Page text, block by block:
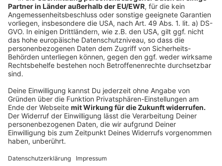
Gesundheit|Dass der Mond den Großteil der Sonne
verdeckt, passiert nicht alle Tage. Wer die
Sonnenfinsternis am 12. August anschauen will, braucht
dafür Spezialschutz. Ohne drohen Augenschäden.
Anzeige
----------------------------------------------
--- SOCIAL MEDIA ---------------------
-------------------------------